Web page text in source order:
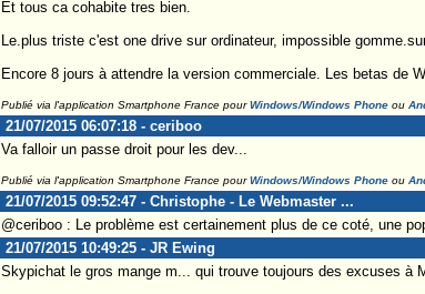
Et tous ca cohabite tres bien.
Le.plus triste c'est one drive sur ordinateur, impossible
Encore 8 jours à attendre la version commerciale. Les betas de
Publié via l'application Smartphone France pourWindows/Windows Phoneou
21/07/2015 06:07:18 - ceriboo
Va falloir un passe droit pour les dev...
Publié via l'application Smartphone France pourWindows/Windows Phoneou
21/07/2015 09:52:47 - Christophe - Le Webmaster ...
@ceriboo : Le problème est certainement plus de ce coté, une
21/07/2015 10:49:25 - JR Ewing
Skypichat le gros mange m... qui trouve toujours des excuses à